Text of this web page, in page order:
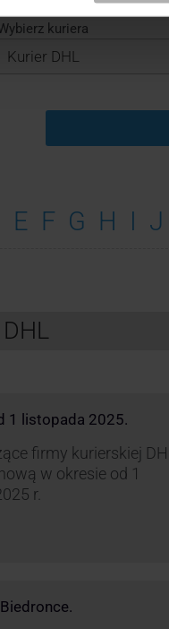
kuriera
E F G H I J
1 listopada 2025.
firmy kurierskiej
w okresie od 1
r.